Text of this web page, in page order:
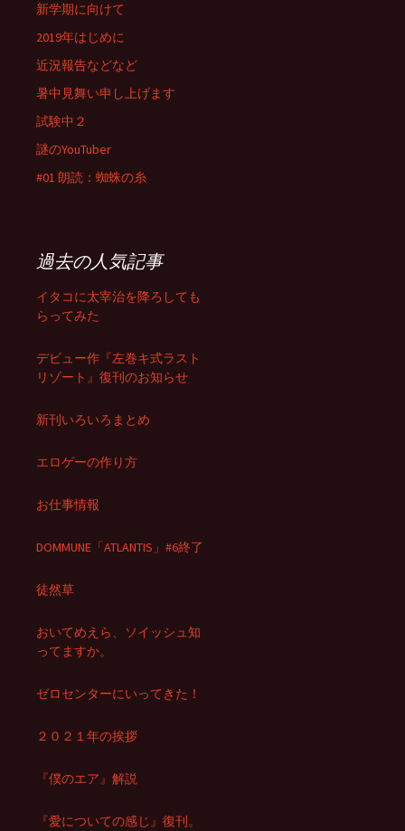
新学期に向けて
2019年はじめに
近況報告などなど
暑中見舞い申し上げます
試験中２
謎のYouTuber
#01 朗読：蜘蛛の糸
過去の人気記事
イタコに太宰治を降ろしても
らってみた
デビュー作『左巻キ式ラスト
リゾート』復刊のお知らせ
新刊いろいろまとめ
エロゲーの作り方
お仕事情報
DOMMUNE「ATLANTIS」#6終了
徒然草
おいてめえら、ソイッシュ知
ってますか。
ゼロセンターにいってきた！
２０２１年の挨拶
『僕のエア』解説
『愛についての感じ』復刊。